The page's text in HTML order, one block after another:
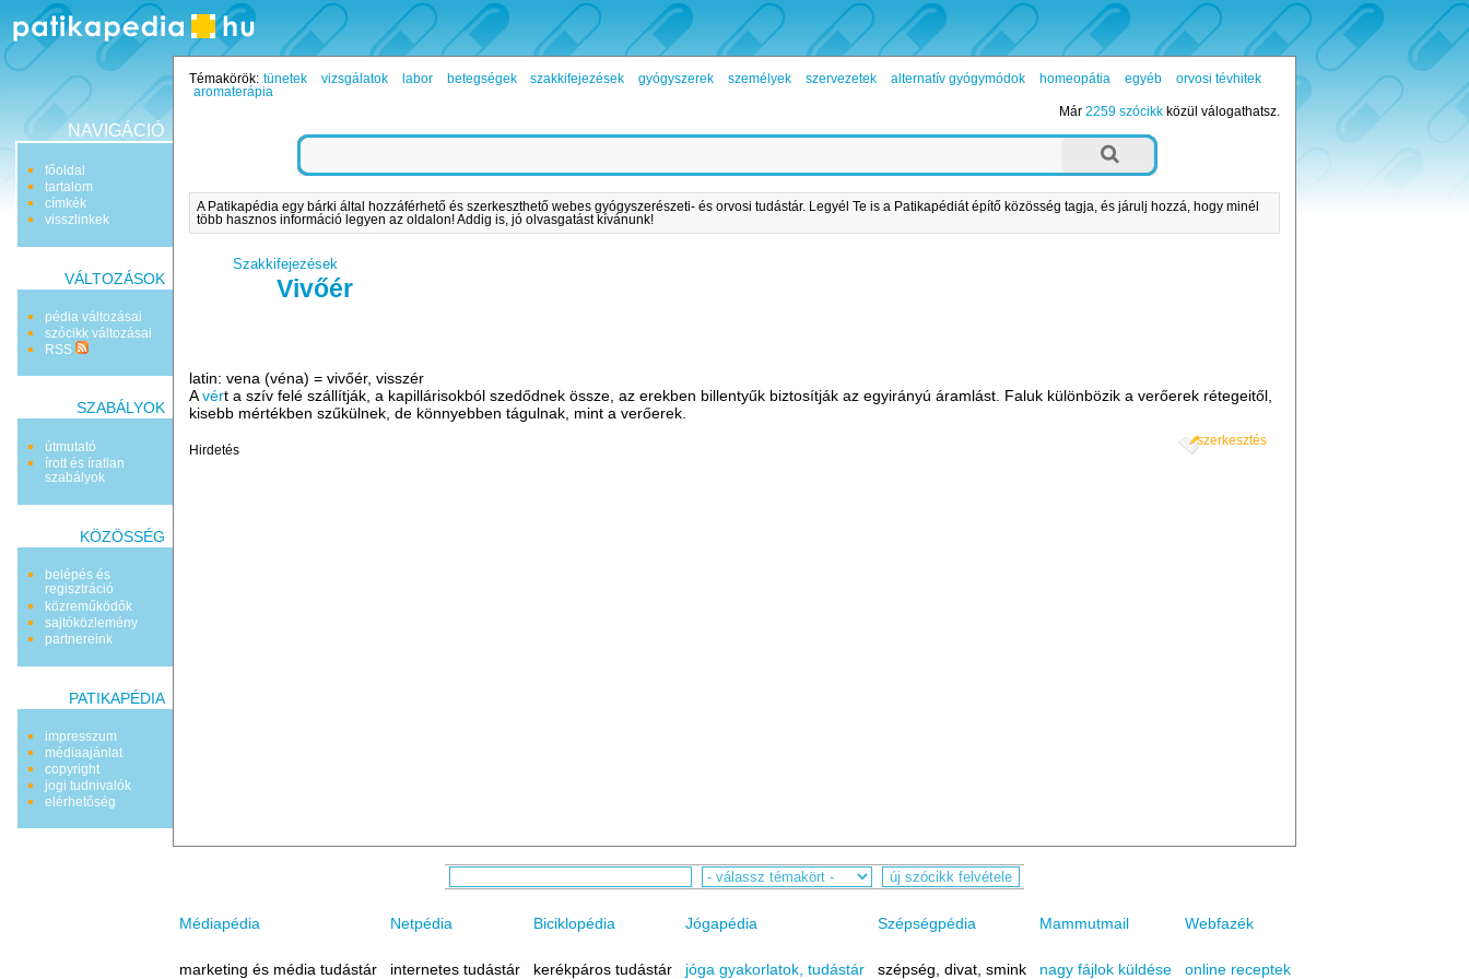
NAVIGÁCIÓ
főoldal
tartalom
címkék
visszlinkek
VÁLTOZÁSOK
pédia változásai
szócikk változásai
RSS
SZABÁLYOK
útmutató
írott és íratlan
szabályok
KÖZÖSSÉG
belépés és
regisztráció
közreműködők
sajtóközlemény
partnereink
PATIKAPÉDIA
impresszum
médiaajánlat
copyright
jogi tudnivalók
elérhetőség
Témakörök: tünetek vizsgálatok labor betegségek szakkifejezések gyógyszerek személyek szervezetek alternatív gyógymódok homeopátia egyéb
orvosi tévhitek
aromaterápia
Már 2259 szócikkközül válogathatsz.
A Patikapédia egy bárki által hozzáférhető és szerkeszthető webes gyógyszerészeti- és orvosi tudástár. Legyél Te is a Patikapédiát építő közösség tagja, és járulj hozzá, hogy minél
több hasznos információ legyen az oldalon! Addig is, jó olvasgatást kívánunk!
Szakkifejezések
Vivőér
latin: vena (véna) = vivőér, visszér
Avért a szív felé szállítják, a kapillárisokból szedődnek össze, az erekben billentyűk biztosítják az egyirányú áramlást. Faluk különbözik a verőerek rétegeitől,
kisebb mértékben szűkülnek, de könnyebben tágulnak, mint a verőerek.
szerkesztés
Hirdetés
Médiapédia Netpédia Biciklopédia Jógapédia Szépségpédia Mammutmail Webfazék
marketing és média tudástár internetes tudástár kerékpáros tudástár jóga gyakorlatok, tudástár szépség, divat, smink nagy fájlok küldése online receptek